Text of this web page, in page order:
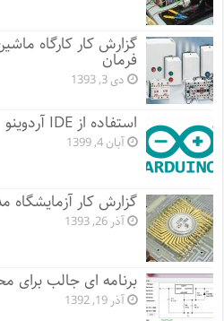
گزارش کار کارگاه
فرمان
دی 3, 1393
استفاده از IDE آردوینو
آبان 4, 1399
گزارش کار
آذر 26, 1393
برنامه ای جالب برای
آذر 19, 1392